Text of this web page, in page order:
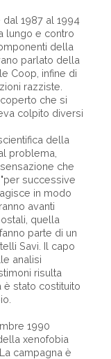
1987 al 1994
lungo e contro
della
parlato della
Coop, infine di
razziste.
che si
colpito diversi
della
problema,
che
successive
in modo
avanti
quella
parte di un
Savi. Il capo
analisi
risulta
stato costituito
1990
xenofobia
campagna è